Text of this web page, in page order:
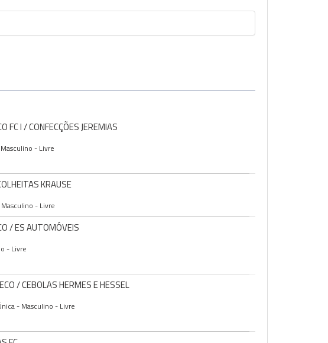
FC I / CONFECÇÕES JEREMIAS
- Livre
KRAUSE
- Livre
/ ES AUTOMÓVEIS
- Livre
/ CEBOLAS HERMES E HESSEL
- Masculino - Livre